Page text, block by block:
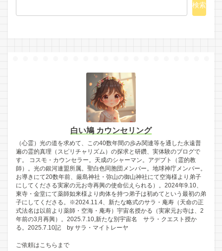
検索
白い鳩 カウンセリング
（心霊）光の道を求めて、この40数年間の歩み関連等を通した永遠普
遍の霊的真理（スピリチャリズム）の探求と研鑽、実体験のブログで
す。 コスモ・カウンセラー。天成のシャーマン。アデプト（霊的教
師）。光の銀河連盟所属。聖白色同胞団メンバー。地球神庁メンバー。
お導きにて20数年前、厳島神社・弥山の御山神社にて空海様より弟子
にしてくださる実家の元お寺再興の使命伝えられる）。2024年9.10、
東寺・金堂にて薬師如来様より肉体を持つ弟子は初めてという最初の弟
子にしてくださる。※2024.11.4、新たな略式のサラ・庵寿（天命の正
式法名は以前より薬師・空海・庵寿）宇宙名授かる（実家元お寺は、2
年前の3月再興）。2025.7.10,新たな別宇宙名 サラ・クエスト授か
る。2025.7.10記 by サラ・マイトレーヤ
ご依頼はこちらまで